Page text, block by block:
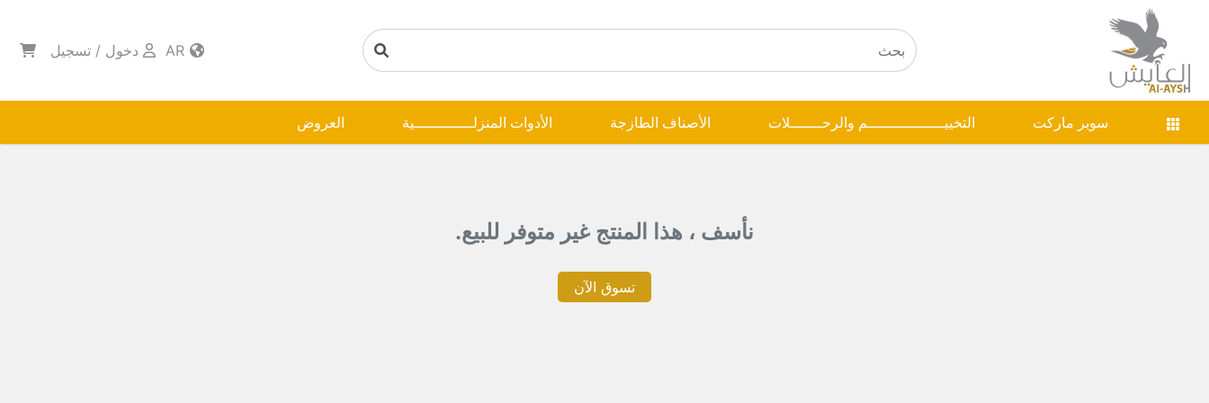
دخول / تسجيل
سوبر ماركت التخييـــــــــــــــــم والرحـــــــلات الأصناف الطازجة الأدوات المنزلـــــــــــــية العروض
نأسف ، هذا المنتج غير متوفر للبيع.
تسوق الآن